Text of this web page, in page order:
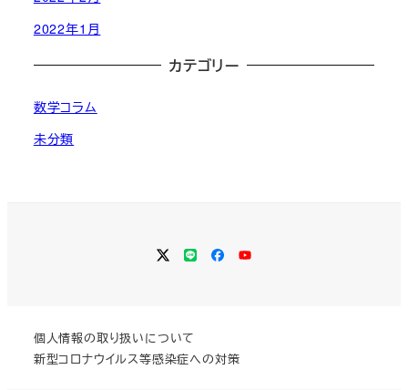
2022年1月
カテゴリー
数学コラム
未分類
Twitter
LINEFacebook
YouTube
個人情報の取り扱いについて
新型コロナウイルス等感染症への対策